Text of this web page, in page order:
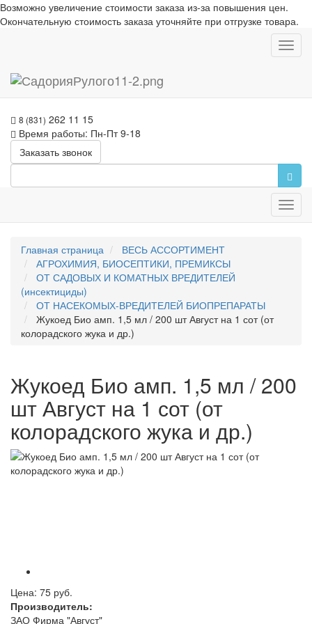
Возможно увеличение стоимости заказа из-за повышения цен.
Окончательную стоимость заказа уточняйте при отгрузке товара.
8 (831) 262 11 15
Время работы: Пн-Пт 9-18
Заказать звонок
Главная страница
ВЕСЬ АССОРТИМЕНТ
АГРОХИМИЯ, БИОСЕПТИКИ, ПРЕМИКСЫ
ОТ САДОВЫХ И КОМАТНЫХ ВРЕДИТЕЛЕЙ
(инсектициды)
ОТ НАСЕКОМЫХ-ВРЕДИТЕЛЕЙ БИОПРЕПАРАТЫ
Жукоед Био амп. 1,5 мл / 200 шт Август на 1 сот (от
колорадского жука и др.)
Жукоед Био амп. 1,5 мл / 200
шт Август на 1 сот (от
колорадского жука и др.)
Цена: 75 руб.
Производитель:
ЗАО Фирма "Август"